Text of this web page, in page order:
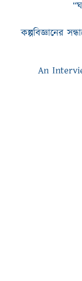
কল্পবিজ্ঞানের
An